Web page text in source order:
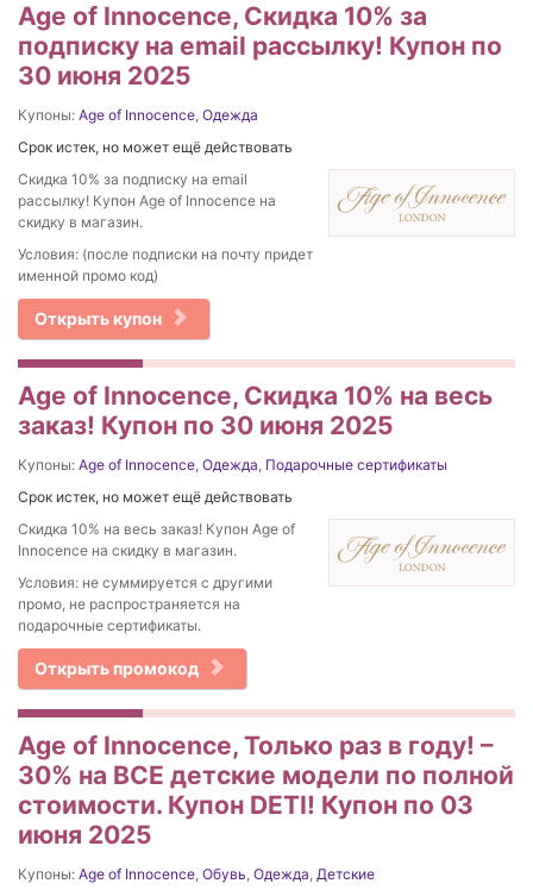
Age of Innocence, Скидка 10% за
подписку на email рассылку! Купон по
30 июня 2025
Купоны: Age of Innocence, Одежда
Срок истек, но может ещё действовать
Скидка 10% за подписку на email
рассылку! Купон Age of Innocence на
скидку в магазин.
Условия: (после подписки на почту придет
именной промо код)
Открыть купон
Age of Innocence, Скидка 10% на весь
заказ! Купон по 30 июня 2025
Купоны: Age of Innocence, Одежда, Подарочные сертификаты
Срок истек, но может ещё действовать
Скидка 10% на весь заказ! Купон Age of
Innocence на скидку в магазин.
Условия: не суммируется с другими
промо, не распространяется на
подарочные сертификаты.
Открыть промокод
Age of Innocence, Только раз в году! –
30% на ВСЕ детские модели по полной
стоимости. Купон DETI! Купон по 03
июня 2025
Купоны: Age of Innocence, Обувь, Одежда, Детские